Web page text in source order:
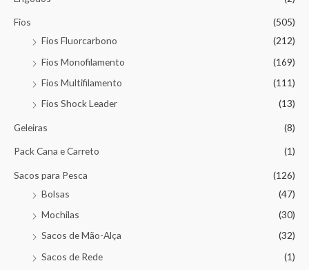
Fios
(505)
Fios Fluorcarbono
(212)
Fios Monofilamento
(169)
Fios Multifilamento
(111)
Fios Shock Leader
(13)
Geleiras (8)
Pack Cana e Carreto (1)
Sacos para Pesca
(126)
Bolsas
(47)
Mochilas
(30)
Sacos de Mão-Alça
(32)
Sacos de Rede
(1)